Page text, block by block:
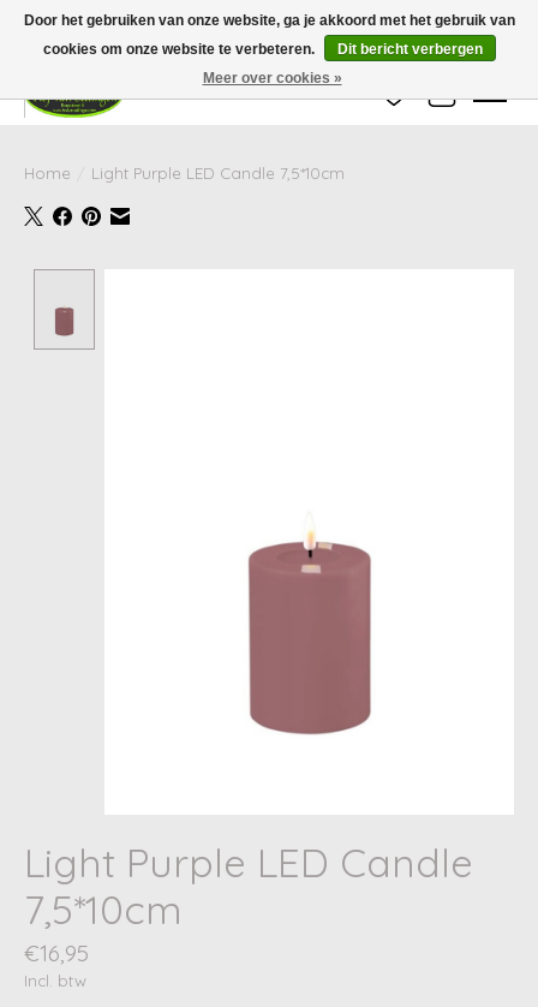
Wij zijn gesloten van 24 december tot en met 25 januari. Houd er rekening mee
dat de levertijd van uw bestelling in deze periode langer kan zijn dan
gebruikelijk.
Verlanglijst
Home Light Purple LED Candle 7,5*10cm
Light Purple LED Candle
7,5*10cm
€16,95
Incl. btw
Door het gebruiken van onze website, ga je akkoord met het gebruik van
cookies om onze website te verbeteren.
Dit bericht verbergen
Meer over cookies »